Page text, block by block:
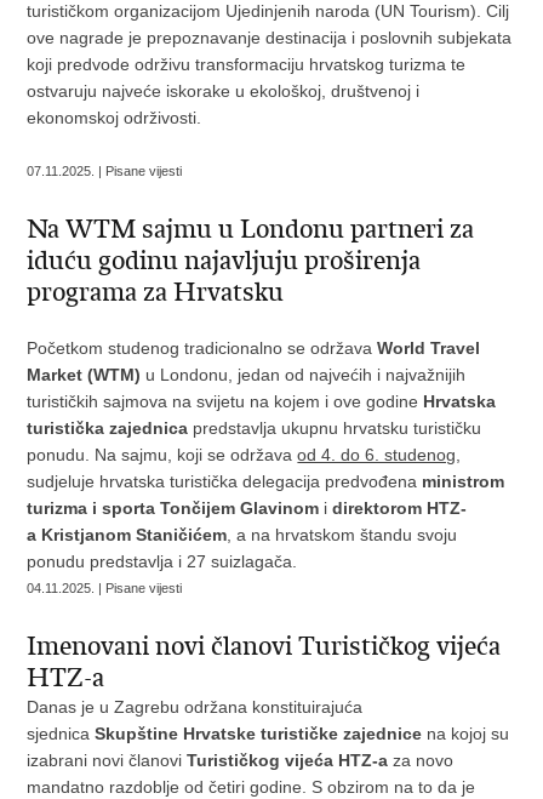
turističkom organizacijom Ujedinjenih naroda (UN Tourism). Cilj
ove nagrade je prepoznavanje destinacija i poslovnih subjekata
koji predvode održivu transformaciju hrvatskog turizma te
ostvaruju najveće iskorake u ekološkoj, društvenoj i
ekonomskoj održivosti.
07.11.2025. | Pisane vijesti
Na WTM sajmu u Londonu partneri za
iduću godinu najavljuju proširenja
programa za Hrvatsku
Početkom studenog tradicionalno se održavaWorld Travel
Market (WTM) u Londonu, jedan od najvećih i najvažnijih
turističkih sajmova na svijetu na kojem i ove godine Hrvatska
turistička zajednica predstavlja ukupnu hrvatsku turističku
ponudu. Na sajmu, koji se održavaod 4. do 6. studenog
sudjeluje hrvatska turistička delegacija predvođena ministrom
turizma i sporta Tončijem Glavinom idirektorom HTZ-
a Kristjanom Staničićem , a na hrvatskom štandu svoju
ponudu predstavlja i 27 suizlagača.
04.11.2025. | Pisane vijesti
Imenovani novi članovi Turističkog vijeća
HTZ-a
Danas je u Zagrebu održana konstituirajuća
sjednicaSkupštine Hrvatske turističke zajednice na kojoj su
izabrani novi članoviTurističkog vijeća HTZ-a za novo
mandatno razdoblje od četiri godine. S obzirom na to da je